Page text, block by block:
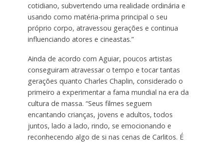
cotidiano, subvertendo uma realidade ordinária e
usando como matéria-prima principal o seu
próprio corpo, atravessou gerações e continua
influenciando atores e cineastas.”
Ainda de acordo com Aguiar, poucos artistas
conseguiram atravessar o tempo e tocar tantas
gerações quanto Charles Chaplin, considerado o
primeiro a experimentar a fama mundial na era da
cultura de massa. “Seus filmes seguem
encantando crianças, jovens e adultos, todos
juntos, lado a lado, rindo, se emocionando e
reconhecendo algo de si nas cenas de Carlitos. É